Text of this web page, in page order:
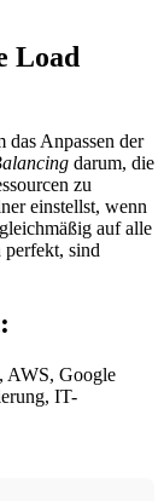
Load
das Anpassen der
darum, die
zu
einstellst, wenn
auf alle
perfekt, sind
AWS, Google
IT-